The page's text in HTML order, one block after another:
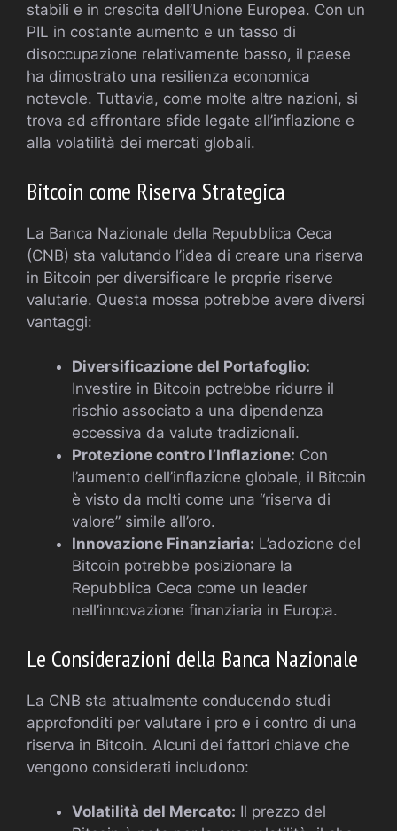
stabili e in crescita dell’Unione Europea. Con un
PIL in costante aumento e un tasso di
disoccupazione relativamente basso, il paese
ha dimostrato una resilienza economica
notevole. Tuttavia, come molte altre nazioni, si
trova ad affrontare sfide legate all’inflazione e
alla volatilità dei mercati globali.
Bitcoin come Riserva Strategica
La Banca Nazionale della Repubblica Ceca
(CNB) sta valutando l’idea di creare una riserva
in Bitcoin per diversificare le proprie riserve
valutarie. Questa mossa potrebbe avere diversi
vantaggi:
Diversificazione del Portafoglio:
Investire in Bitcoin potrebbe ridurre il
rischio associato a una dipendenza
eccessiva da valute tradizionali.
Protezione contro l’Inflazione: Con
l’aumento dell’inflazione globale, il Bitcoin
è visto da molti come una “riserva di
valore” simile all’oro.
Innovazione Finanziaria: L’adozione del
Bitcoin potrebbe posizionare la
Repubblica Ceca come un leader
nell’innovazione finanziaria in Europa.
Le Considerazioni della Banca Nazionale
La CNB sta attualmente conducendo studi
approfonditi per valutare i pro e i contro di una
riserva in Bitcoin. Alcuni dei fattori chiave che
vengono considerati includono:
Volatilità del Mercato: Il prezzo del